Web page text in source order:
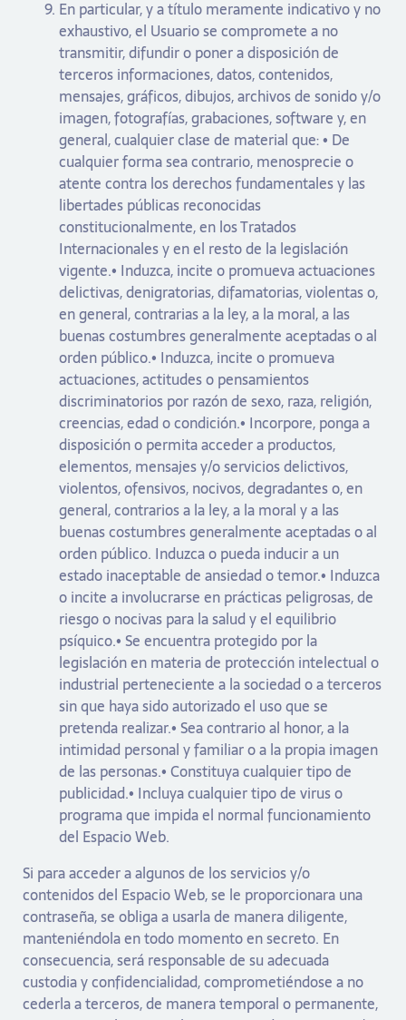
En particular, y a título meramente indicativo y no
exhaustivo, el Usuario se compromete a no
transmitir, difundir o poner a disposición de
terceros informaciones, datos, contenidos,
mensajes, gráficos, dibujos, archivos de sonido y/o
imagen, fotografías, grabaciones, software y, en
general, cualquier clase de material que: • De
cualquier forma sea contrario, menosprecie o
atente contra los derechos fundamentales y las
libertades públicas reconocidas
constitucionalmente, en los Tratados
Internacionales y en el resto de la legislación
vigente.• Induzca, incite o promueva actuaciones
delictivas, denigratorias, difamatorias, violentas o,
en general, contrarias a la ley, a la moral, a las
buenas costumbres generalmente aceptadas o al
orden público.• Induzca, incite o promueva
actuaciones, actitudes o pensamientos
discriminatorios por razón de sexo, raza, religión,
creencias, edad o condición.• Incorpore, ponga a
disposición o permita acceder a productos,
elementos, mensajes y/o servicios delictivos,
violentos, ofensivos, nocivos, degradantes o, en
general, contrarios a la ley, a la moral y a las
buenas costumbres generalmente aceptadas o al
orden público. Induzca o pueda inducir a un
estado inaceptable de ansiedad o temor.• Induzca
o incite a involucrarse en prácticas peligrosas, de
riesgo o nocivas para la salud y el equilibrio
psíquico.• Se encuentra protegido por la
legislación en materia de protección intelectual o
industrial perteneciente a la sociedad o a terceros
sin que haya sido autorizado el uso que se
pretenda realizar.• Sea contrario al honor, a la
intimidad personal y familiar o a la propia imagen
de las personas.• Constituya cualquier tipo de
publicidad.• Incluya cualquier tipo de virus o
programa que impida el normal funcionamiento
del Espacio Web.
Si para acceder a algunos de los servicios y/o
contenidos del Espacio Web, se le proporcionara una
contraseña, se obliga a usarla de manera diligente,
manteniéndola en todo momento en secreto. En
consecuencia, será responsable de su adecuada
custodia y confidencialidad, comprometiéndose a no
cederla a terceros, de manera temporal o permanente,